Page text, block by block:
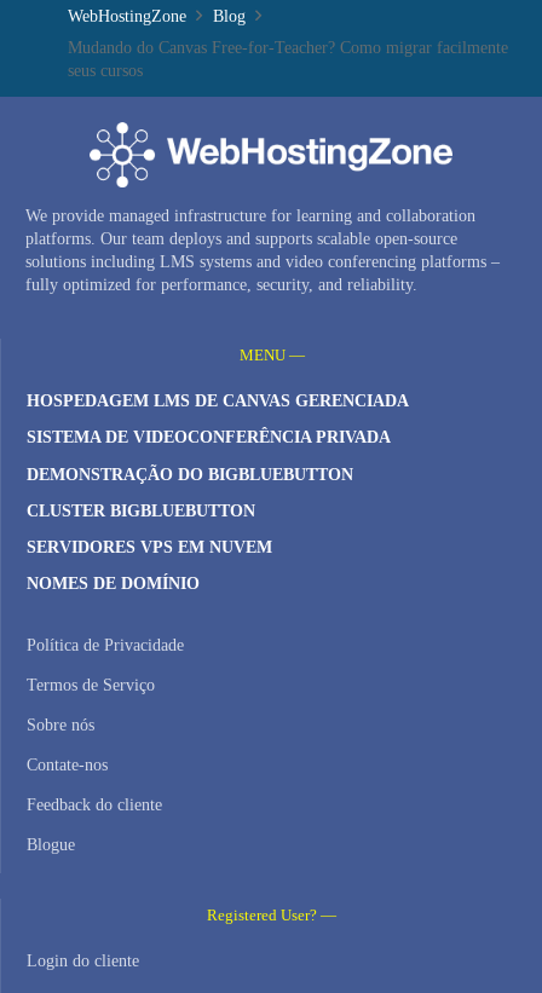
WebHostingZone
Blog
Mudando do Canvas Free-for-Teacher? Como migrar facilmente
seus cursos
We provide managed infrastructure for learning and collaboration
platforms. Our team deploys and supports scalable open-source
solutions including LMS systems and video conferencing platforms –
fully optimized for performance, security, and reliability.
MENU —
HOSPEDAGEM LMS DE CANVAS GERENCIADA
SISTEMA DE VIDEOCONFERÊNCIA PRIVADA
DEMONSTRAÇÃO DO BIGBLUEBUTTON
CLUSTER BIGBLUEBUTTON
SERVIDORES VPS EM NUVEM
NOMES DE DOMÍNIO
Política de Privacidade
Termos de Serviço
Sobre nós
Contate-nos
Feedback do cliente
Blogue
Registered User? —
Login do cliente